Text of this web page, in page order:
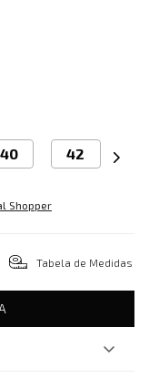
40 42
Shopper
Tabela de Medidas